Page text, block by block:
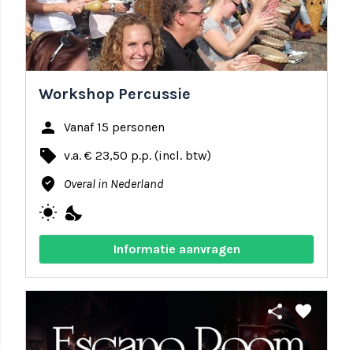
Workshop Percussie
person Vanaf 15 personen
local_offer v.a. € 23,50 p.p. (incl. btw)
where_to_vote Overal in Nederland
wb_sunny nights_stay
Informatie aanvragen
share favorite